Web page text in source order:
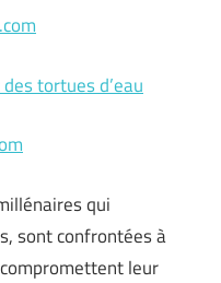
tortues d’eau
qui
sont confrontées à
leur